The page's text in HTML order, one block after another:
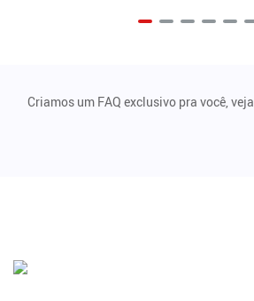
Criamos um FAQ exclusivo pra você, veja